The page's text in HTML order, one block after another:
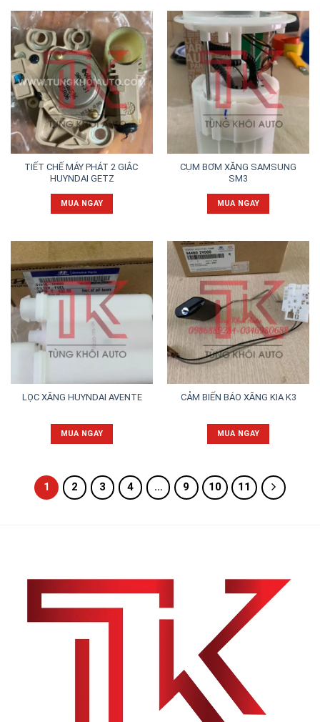
TIẾT CHẾ MÁY PHÁT 2 GIẮC
HUYNDAI GETZ
MUA NGAY
CỤM BƠM XĂNG SAMSUNG
SM3
MUA NGAY
LỌC XĂNG HUYNDAI AVENTE
MUA NGAY
CẢM BIẾN BÁO XĂNG KIA K3
MUA NGAY
1 2 3 4 … 9 10 11